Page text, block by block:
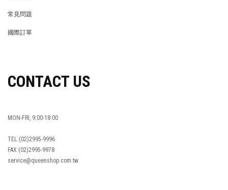
常見問題
國際訂單
CONTACT US
MON-FRI, 9:00-18:00
TEL:(02)2995-9996
FAX:(02)2995-9978
service@queenshop.com.tw